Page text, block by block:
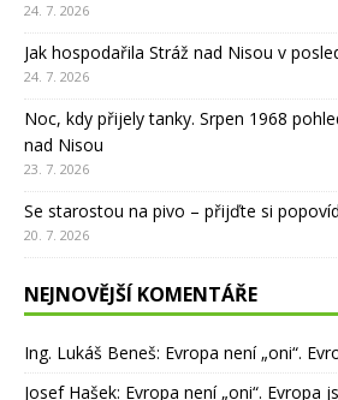
24. 7. 2026
Jak hospodařila Stráž nad Nisou v
24. 7. 2026
Noc, kdy přijely tanky. Srpen 1968
nad Nisou
23. 7. 2026
Se starostou na pivo – přijďte si
20. 7. 2026
NEJNOVĚJŠÍ KOMENTÁŘE
Ing. Lukáš Beneš: Evropa není „oni“.
Josef Hašek: Evropa není „oni“. Evropa